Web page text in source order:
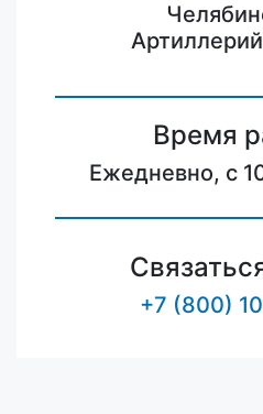
Время
Ежедневно, с
+7 (800)